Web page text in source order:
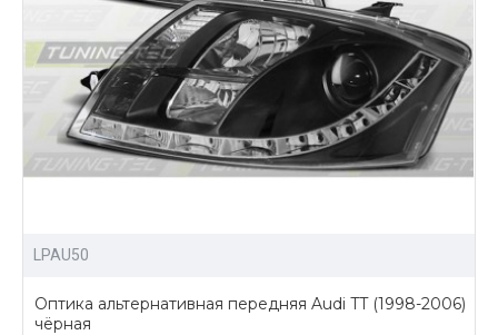
LPAU50
Оптика альтернативная передняя Audi TT (1998-2006)
чёрная